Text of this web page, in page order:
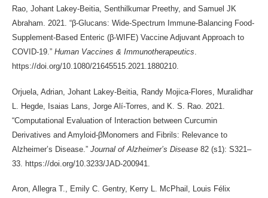
Rao, Johant Lakey-Beitia, Senthilkumar Preethy, and Samuel JK
Abraham. 2021. “β-Glucans: Wide-Spectrum Immune-Balancing Food-
Supplement-Based Enteric (β-WIFE) Vaccine Adjuvant Approach to
COVID-19.” Human Vaccines & Immunotherapeutics.
https://doi.org/10.1080/21645515.2021.1880210.
Orjuela, Adrian, Johant Lakey-Beitia, Randy Mojica-Flores, Muralidhar
L. Hegde, Isaias Lans, Jorge Alí-Torres, and K. S. Rao. 2021.
“Computational Evaluation of Interaction between Curcumin
Derivatives and Amyloid-βMonomers and Fibrils: Relevance to
Alzheimer’s Disease.” Journal of Alzheimer’s Disease 82 (s1): S321–
33. https://doi.org/10.3233/JAD-200941.
Aron, Allegra T., Emily C. Gentry, Kerry L. McPhail, Louis Félix